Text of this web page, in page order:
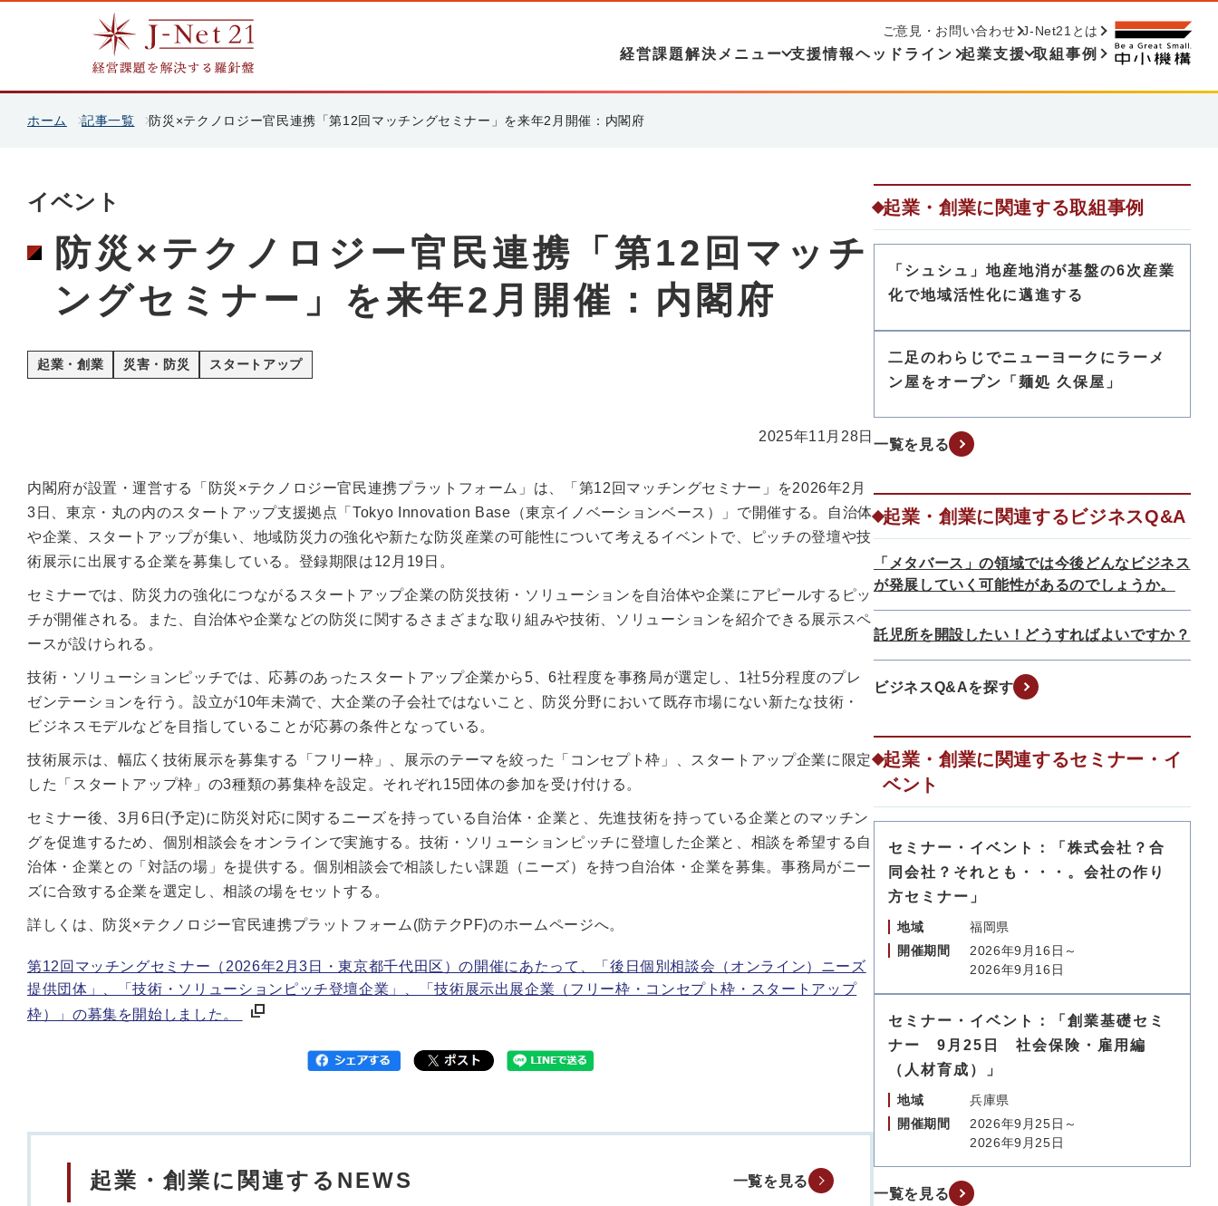
経営課題解決メニュー 支援情報ヘッドライン 起業支援 取組事例
ご意見・お問い合わせ J-Net21とは
ホーム 記事一覧 防災×テクノロジー官民連携「第12回マッチングセミナー」を来年2月開催：内閣府
イベント
防災×テクノロジー官民連携「第12回マッチ
ングセミナー」を来年2月開催：内閣府
起業・創業 災害・防災 スタートアップ
2025年11月28日
内閣府が設置・運営する「防災×テクノロジー官民連携プラットフォーム」は、「第12回マッチングセミナー」を2026年2月
3日、東京・丸の内のスタートアップ支援拠点「Tokyo Innovation Base（東京イノベーションベース）」で開催する。自治体
や企業、スタートアップが集い、地域防災力の強化や新たな防災産業の可能性について考えるイベントで、ピッチの登壇や技
術展示に出展する企業を募集している。登録期限は12月19日。
セミナーでは、防災力の強化につながるスタートアップ企業の防災技術・ソリューションを自治体や企業にアピールするピッ
チが開催される。また、自治体や企業などの防災に関するさまざまな取り組みや技術、ソリューションを紹介できる展示スペ
ースが設けられる。
技術・ソリューションピッチでは、応募のあったスタートアップ企業から5、6社程度を事務局が選定し、1社5分程度のプレ
ゼンテーションを行う。設立が10年未満で、大企業の子会社ではないこと、防災分野において既存市場にない新たな技術・
ビジネスモデルなどを目指していることが応募の条件となっている。
技術展示は、幅広く技術展示を募集する「フリー枠」、展示のテーマを絞った「コンセプト枠」、スタートアップ企業に限定
した「スタートアップ枠」の3種類の募集枠を設定。それぞれ15団体の参加を受け付ける。
セミナー後、3月6日(予定)に防災対応に関するニーズを持っている自治体・企業と、先進技術を持っている企業とのマッチン
グを促進するため、個別相談会をオンラインで実施する。技術・ソリューションピッチに登壇した企業と、相談を希望する自
治体・企業との「対話の場」を提供する。個別相談会で相談したい課題（ニーズ）を持つ自治体・企業を募集。事務局がニー
ズに合致する企業を選定し、相談の場をセットする。
詳しくは、防災×テクノロジー官民連携プラットフォーム(防テクPF)のホームページへ。
第12回マッチングセミナー（2026年2月3日・東京都千代田区）の開催にあたって、「後日個別相談会（オンライン）ニーズ
提供団体」、「技術・ソリューションピッチ登壇企業」、「技術展示出展企業（フリー枠・コンセプト枠・スタートアップ
枠）」の募集を開始しました。
起業・創業に関連するNEWS 一覧を見る
起業・創業に関連する取組事例
「シュシュ」地産地消が基盤の6次産業
化で地域活性化に邁進する
二足のわらじでニューヨークにラーメ
ン屋をオープン「麺処 久保屋」
一覧を見る
起業・創業に関連するビジネスQ&A
「メタバース」の領域では今後どんなビジネス
が発展していく可能性があるのでしょうか。
託児所を開設したい！どうすればよいですか？
ビジネスQ&Aを探す
起業・創業に関連するセミナー・イ
ベント
セミナー・イベント：「株式会社？合
同会社？それとも・・・。会社の作り
方セミナー」
地域
福岡県
開催期間
2026年9月16日～
2026年9月16日
セミナー・イベント：「創業基礎セミ
ナー 9月25日 社会保険・雇用編
（人材育成）」
地域
兵庫県
開催期間
2026年9月25日～
2026年9月25日
一覧を見る